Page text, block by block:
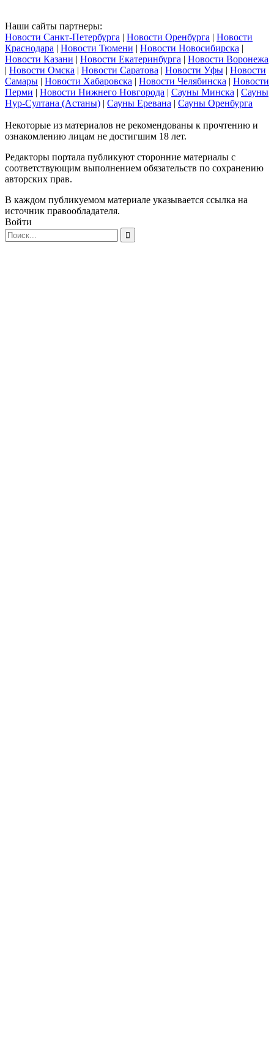
Наши сайты партнеры:
Новости Санкт-Петербурга | Новости Оренбурга | Новости
Краснодара | Новости Тюмени | Новости Новосибирска |
Новости Казани | Новости Екатеринбурга | Новости Воронежа
| Новости Омска | Новости Саратова | Новости Уфы | Новости
Самары | Новости Хабаровска | Новости Челябинска | Новости
Перми | Новости Нижнего Новгорода | Сауны Минска | Сауны
Нур-Султана (Астаны) | Сауны Еревана | Сауны Оренбурга
Некоторые из материалов не рекомендованы к прочтению и
ознакомлению лицам не достигшим 18 лет.
Редакторы портала публикуют сторонние материалы с
соответствующим выполнением обязательств по сохранению
авторских прав.
В каждом публикуемом материале указывается ссылка на
источник правообладателя.
Войти